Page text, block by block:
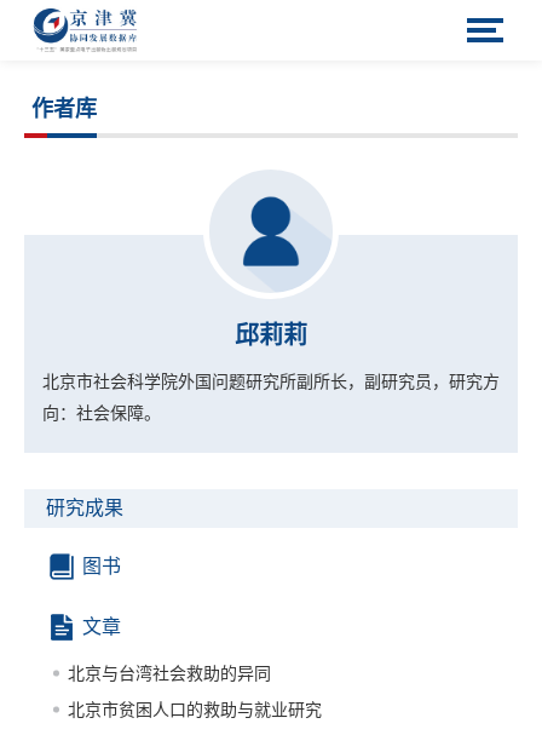
作者库
邱莉莉
北京市社会科学院外国问题研究所副所长，副研究员，研究方
向：社会保障。
研究成果
图书
文章
北京与台湾社会救助的异同
北京市贫困人口的救助与就业研究